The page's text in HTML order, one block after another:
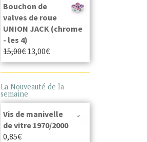
Bouchon de
valves de roue
UNION JACK (chrome
- les 4)
15,00€13,00€
La Nouveauté de la
semaine
Vis de manivelle
de vitre 1970/2000
0,85€